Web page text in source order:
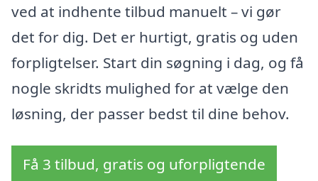
ved at indhente tilbud manuelt – vi gør
det for dig. Det er hurtigt, gratis og uden
forpligtelser. Start din søgning i dag, og få
nogle skridts mulighed for at vælge den
løsning, der passer bedst til dine behov.
Få 3 tilbud, gratis og uforpligtende